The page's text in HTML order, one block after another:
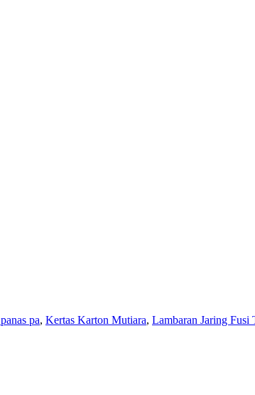
pa, Kertas Karton Mutiara, Lambaran Jaring Fusi